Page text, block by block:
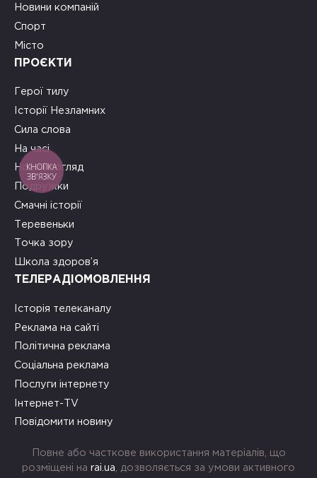
Новини компаній
Спорт
Місто
ПРОЄКТИ
Герої тилу
Історії Незламних
Сила слова
На часі
Новий погляд
Подружки
Смачні історії
Теревеньки
Точка зору
Школа здоров’я
ТЕЛЕРАДІОМОВЛЕННЯ
Історія телеканалу
Реклама на сайті
Політична реклама
Соціальна реклама
Послуги інтернету
Інтернет-TV
Повідомити новину
Повне або часткове використання матеріалів, що
розміщені на rai.ua , дозволяється за умови активного
КНОПКА
ЗВ'ЯЗКУ